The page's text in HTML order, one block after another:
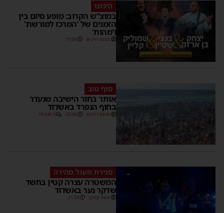
היכונו
במוצ”ש הקרוב: מופע סיום בין
הזמנים של 'המרכז למורשת'
ו'מהות'
מנחם דויטש 11:01
סוף טוב
אותר בחור הישיבה שנעדר
בחוף הנפרד באשדוד
מנחם דויטש 22:08 3 תגובות
סגירת מעגל מהירה
המשטרה עצרה קטין בחשד
שדקר נער באשדוד
משה קאהן 21:59